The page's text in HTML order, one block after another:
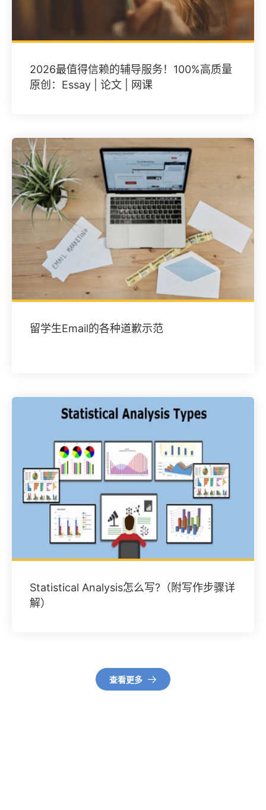
2026最值得信赖的辅导服务！100%高质量
原创：Essay | 论文 | 网课
留学生Email的各种道歉示范
Statistical Analysis怎么写?（附写作步骤详
解）
查看更多 